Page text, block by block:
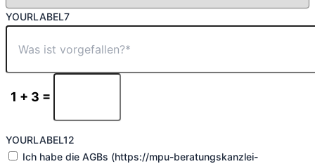
YOURLABEL7
1 + 3 =
YOURLABEL12
Ich habe die AGBs (https://mpu-beratungskanzlei-